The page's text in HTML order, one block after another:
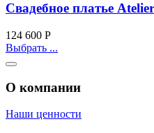
Свадебное платье
124 600 Р
Выбрать ...
О компании
Наши ценности